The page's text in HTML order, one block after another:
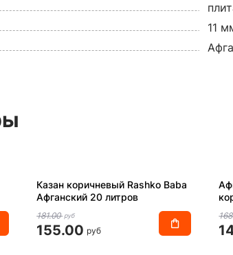
11
Казан коричневый Rashko Baba
Афганский 20 литров
181.00 руб
155.00 руб